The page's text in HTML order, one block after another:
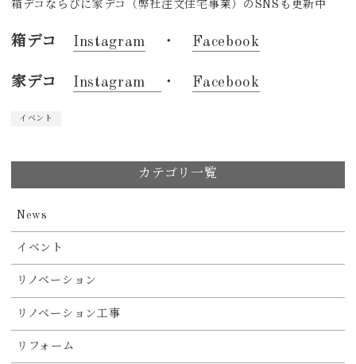
箱デコならびに家デコ（弊社注文住宅事業）のSNSも更新中
箱デコ Instagram ・ Facebook
家デコ Instagram ・ Facebook
イベント
カテゴリ一覧
News
イベント
リノベーション
リノベーション工事
リフォーム